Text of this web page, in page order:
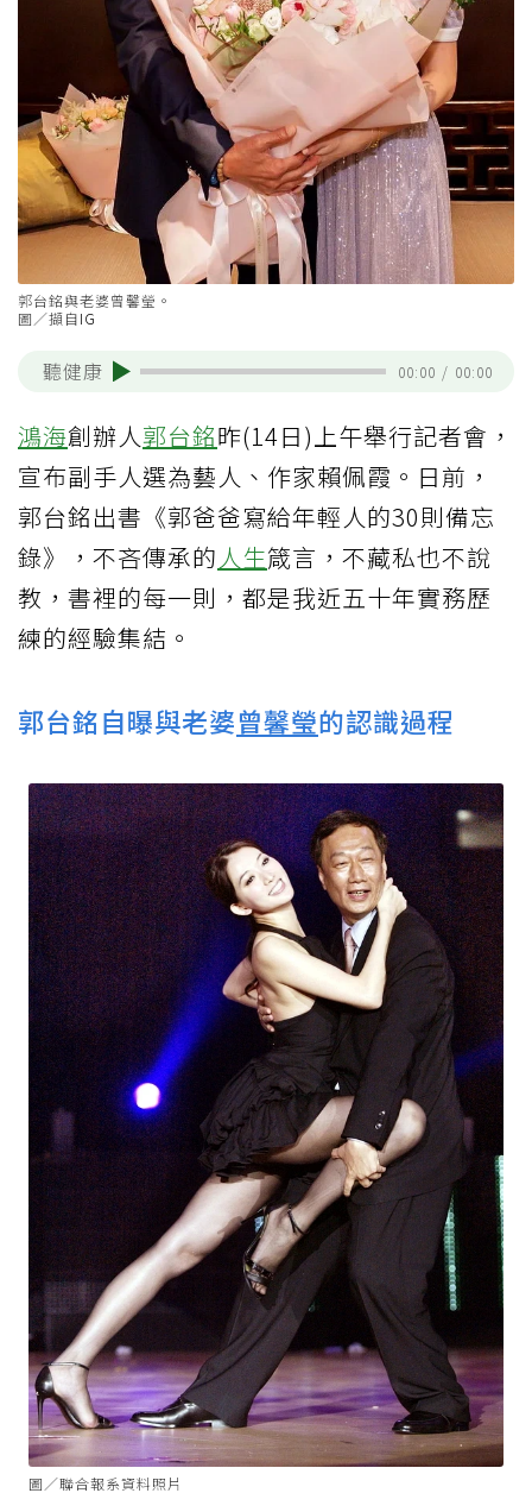
郭台銘與老婆曾馨瑩。
圖／擷自IG
聽健康 00:00 / 00:00
鴻海創辦人郭台銘昨(14日)上午舉行記者會，
宣布副手人選為藝人、作家賴佩霞。日前，
郭台銘出書《郭爸爸寫給年輕人的30則備忘
錄》，不吝傳承的人生箴言，不藏私也不說
教，書裡的每一則，都是我近五十年實務歷
練的經驗集結。
郭台銘自曝與老婆曾馨瑩的認識過程
圖／聯合報系資料照片